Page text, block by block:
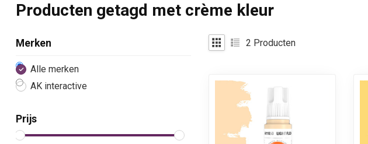
Producten getagd met crème kleur
Merken
Alle merken
AK interactive
Prijs
2 Producten